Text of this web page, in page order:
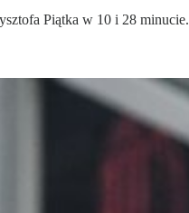
Piątka w 10 i 28 minucie.